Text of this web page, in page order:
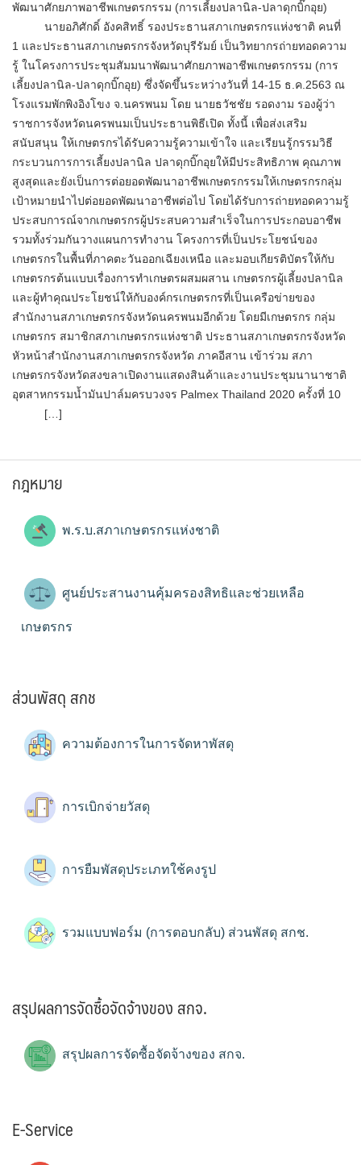
พัฒนาศักยภาพอาชีพเกษตรกรรม (การเลี้ยงปลานิล-ปลาดุกบิ๊กอุย)
นายอภิศักดิ์ อังคสิทธิ์ รองประธานสภาเกษตรกรแห่งชาติ คนที่
1 และประธานสภาเกษตรกรจังหวัดบุรีรัมย์ เป็นวิทยากรถ่ายทอดความ
รู้ ในโครงการประชุมสัมมนาพัฒนาศักยภาพอาชีพเกษตรกรรม (การ
เลี้ยงปลานิล-ปลาดุกบิ๊กอุย) ซึ่งจัดขึ้นระหว่างวันที่ 14-15 ธ.ค.2563 ณ
โรงแรมพักพิงอิงโขง จ.นครพนม โดย นายธวัชชัย รอดงาม รองผู้ว่า
ราชการจังหวัดนครพนมเป็นประธานพิธีเปิด ทั้งนี้ เพื่อส่งเสริม
สนับสนุน ให้เกษตรกรได้รับความรู้ความเข้าใจ และเรียนรู้กรรมวิธี
กระบวนการการเลี้ยงปลานิล ปลาดุกบิ๊กอุยให้มีประสิทธิภาพ คุณภาพ
สูงสุดและยังเป็นการต่อยอดพัฒนาอาชีพเกษตรกรรมให้เกษตรกรกลุ่ม
เป้าหมายนำไปต่อยอดพัฒนาอาชีพต่อไป โดยได้รับการถ่ายทอดความรู้
ประสบการณ์จากเกษตรกรผู้ประสบความสำเร็จในการประกอบอาชีพ
รวมทั้งร่วมกันวางแผนการทำงาน โครงการที่เป็นประโยชน์ของ
เกษตรกรในพื้นที่ภาคตะวันออกเฉียงเหนือ และมอบเกียรติบัตรให้กับ
เกษตรกรต้นแบบเรื่องการทำเกษตรผสมผสาน เกษตรกรผู้เลี้ยงปลานิล
และผู้ทำคุณประโยชน์ให้กับองค์กรเกษตรกรที่เป็นเครือข่ายของ
สำนักงานสภาเกษตรกรจังหวัดนครพนมอีกด้วย โดยมีเกษตรกร กลุ่ม
เกษตรกร สมาชิกสภาเกษตรกรแห่งชาติ ประธานสภาเกษตรกรจังหวัด
หัวหน้าสำนักงานสภาเกษตรกรจังหวัด ภาคอีสาน เข้าร่วม สภา
เกษตรกรจังหวัดสงขลาเปิดงานแสดงสินค้าและงานประชุมนานาชาติ
อุตสาหกรรมน้ำมันปาล์มครบวงจร Palmex Thailand 2020 ครั้งที่ 10
[…]
กฎหมาย
พ.ร.บ.สภาเกษตรกรแห่งชาติ
ศูนย์ประสานงานคุ้มครองสิทธิและช่วยเหลือ
เกษตรกร
ส่วนพัสดุ สกช
ความต้องการในการจัดหาพัสดุ
การเบิกจ่ายวัสดุ
การยืมพัสดุประเภทใช้คงรูป
รวมแบบฟอร์ม (การตอบกลับ) ส่วนพัสดุ สกช.
สรุปผลการจัดซื้อจัดจ้างของ สกจ.
สรุปผลการจัดซื้อจัดจ้างของ สกจ.
E-Service